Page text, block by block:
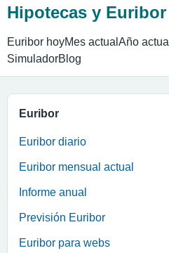
Hipotecas y Euribor
Euribor hoyMes actual Año actual
SimuladorBlog
Euribor
Euribor diario
Euribor mensual actual
Informe anual
Previsión Euribor
Euribor para webs